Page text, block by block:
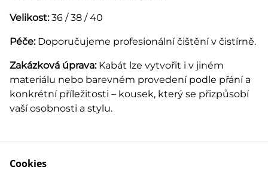
Velikost:36 / 38 / 40
Péče:Doporučujeme profesionální čištění v čistírně.
Zakázková úprava:Kabát lze vytvořit i v jiném
materiálu nebo barevném provedení podle přání a
konkrétní příležitosti – kousek, který se přizpůsobí
vaší osobnosti a stylu.
Cookies